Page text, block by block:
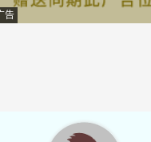
青海申基置业有限公司
告